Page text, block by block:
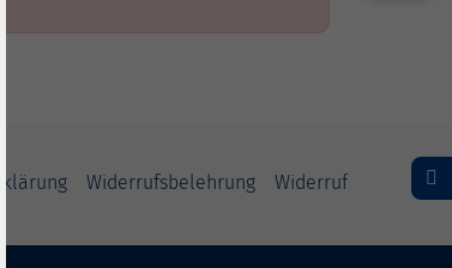
Widerrufsbelehrung Widerruf